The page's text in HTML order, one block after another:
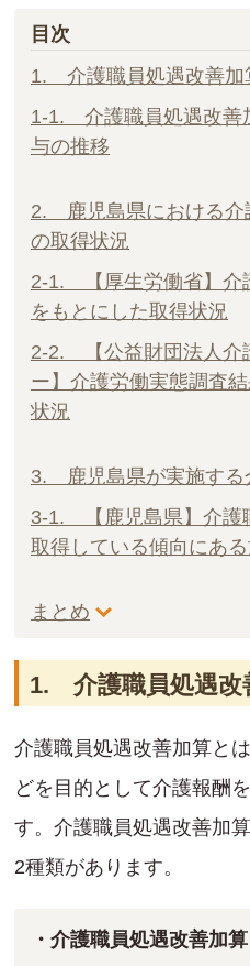
目次
1. 介護職員処遇改善加
1-1. 介護職員処遇改善
与の推移
2. 鹿児島県における介
の取得状況
2-1. 【厚生労働省】介
をもとにした取得状況
2-2. 【公益財団法人介
ー】介護労働実態調査
状況
3. 鹿児島県が実施する
3-1. 【鹿児島県】介護
取得している傾向にある
まとめ
1. 介護職員処遇改
介護職員処遇改善加算と
どを目的として介護報酬
す。介護職員処遇改善加
2種類があります。
・介護職員処遇改善加算